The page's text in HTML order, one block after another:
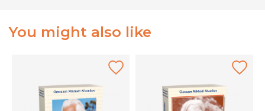
You might also like